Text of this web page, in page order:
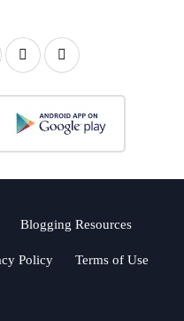
Blogging Resources
Policy Terms of Use